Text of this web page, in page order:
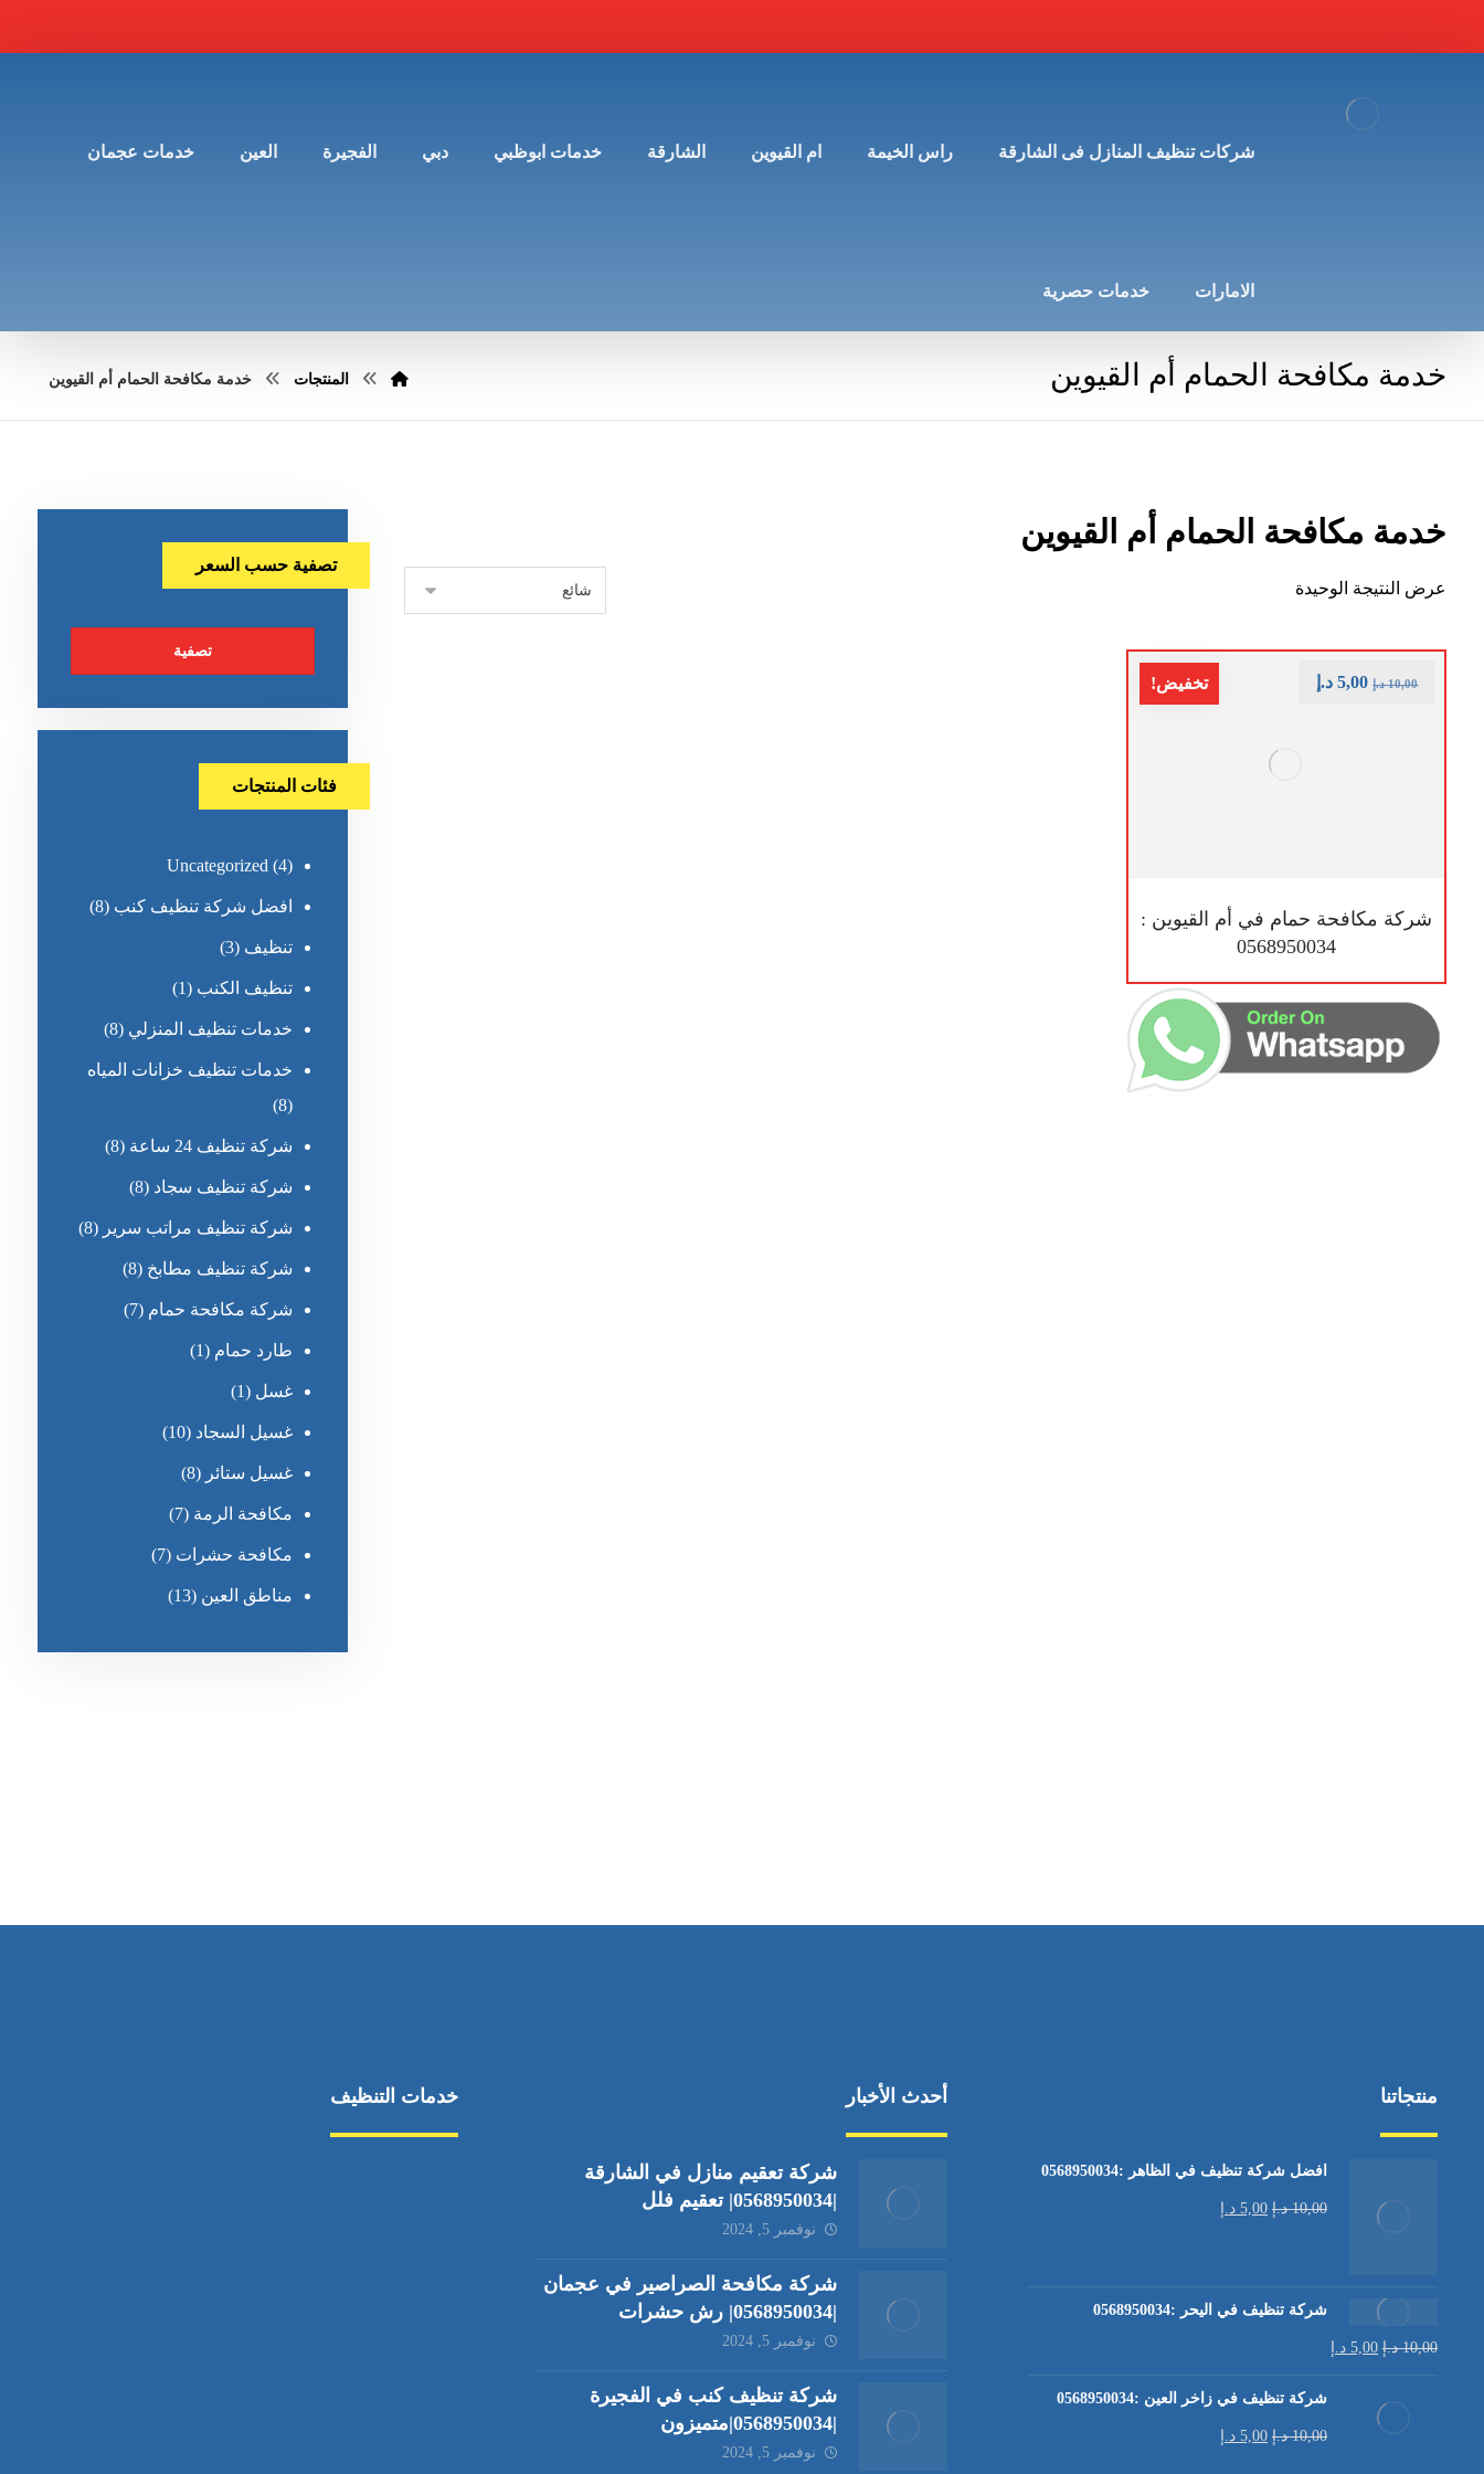
شركات تنظيف المنازل فى الشارقة راس الخيمة ام القيوين الشارقة خدمات ابوظبي دبي الفجيرة العين خدمات عجمان
الامارات خدمات حصرية
خدمة مكافحة الحمام أم القيوين المنتجات خدمة مكافحة الحمام أم القيوين
خدمة مكافحة الحمام أم القيوين
عرض النتيجة الوحيدة
تخفيض!
شركة مكافحة حمام في أم القيوين :
0568950034
10,00 د.إ 5,00 د.إ
تصفية حسب السعر
تصفية
فئات المنتجات
Uncategorized (4)
افضل شركة تنظيف كنب (8)
تنظيف (3)
تنظيف الكنب (1)
خدمات تنظيف المنزلي (8)
خدمات تنظيف خزانات المياه
(8)
شركة تنظيف 24 ساعة (8)
شركة تنظيف سجاد (8)
شركة تنظيف مراتب سرير (8)
شركة تنظيف مطابخ (8)
شركة مكافحة حمام (7)
طارد حمام (1)
غسل (1)
غسيل السجاد (10)
غسيل ستائر (8)
مكافحة الرمة (7)
مكافحة حشرات (7)
مناطق العين (13)
منتجاتنا
افضل شركة تنظيف في الظاهر :0568950034
10,00 د.إ 5,00 د.إ
شركة تنظيف في اليحر :0568950034
10,00 د.إ 5,00 د.إ
شركة تنظيف في زاخر العين :0568950034
10,00 د.إ 5,00 د.إ
أحدث الأخبار
شركة تعقيم منازل في الشارقة
|0568950034| تعقيم فلل
نوفمبر 5, 2024
شركة مكافحة الصراصير في عجمان
|0568950034| رش حشرات
نوفمبر 5, 2024
شركة تنظيف كنب في الفجيرة
|0568950034|متميزون
نوفمبر 5, 2024
خدمات التنظيف